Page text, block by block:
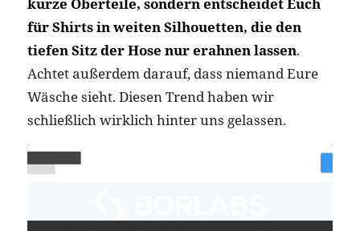
kurze Oberteile, sondern entscheidet Euch
für Shirts in weiten Silhouetten, die den
tiefen Sitz der Hose nur erahnen lassen.
Achtet außerdem darauf, dass niemand Eure
Wäsche sieht. Diesen Trend haben wir
schließlich wirklich hinter uns gelassen.